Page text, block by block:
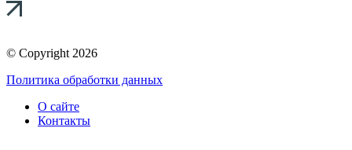
© Copyright 2026
Политика обработки данных
О сайте
Контакты